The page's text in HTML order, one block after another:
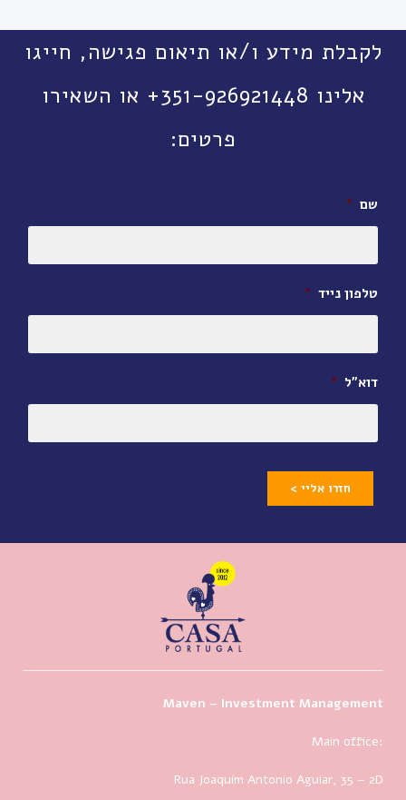
לקבלת מידע ו/או תיאום פגישה, חייגו
אלינו 351-926921448+ או השאירו
פרטים:
שם *
טלפון נייד *
דוא״ל *
חזרו אליי >
Maven – Investment Management
Main office:
Rua Joaquim Antonio Aguiar, 35 – 2D